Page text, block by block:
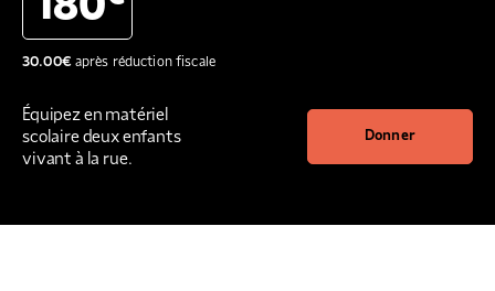
30.00€après réduction fiscale
Équipez en matériel
scolaire deux enfants
vivant à la rue.
Donner